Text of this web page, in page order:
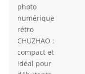
photo
numérique
rétro
CHUZHAO :
compact et
idéal pour